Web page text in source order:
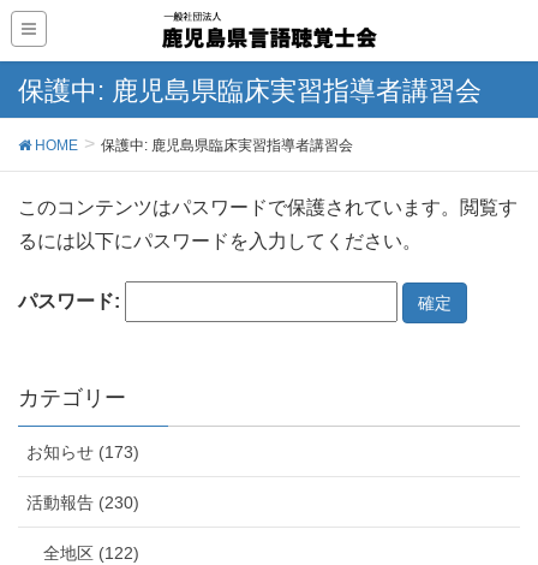
保護中: 鹿児島県臨床実習指導者講習会
HOME 保護中: 鹿児島県臨床実習指導者講習会
このコンテンツはパスワードで保護されています。閲覧す
るには以下にパスワードを入力してください。
パスワード:
カテゴリー
お知らせ (173)
活動報告 (230)
全地区 (122)